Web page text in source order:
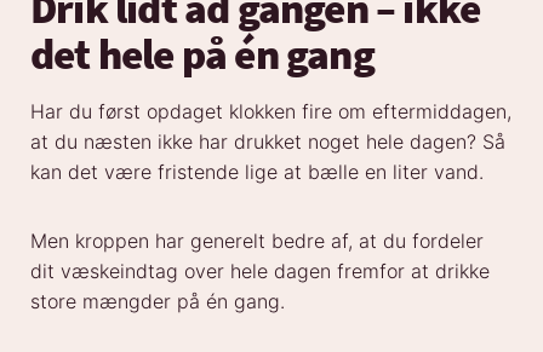
det hele på én gang
Har du først opdaget klokken fire om eftermiddagen,
at du næsten ikke har drukket noget hele dagen? Så
kan det være fristende lige at bælle en liter vand.
Men kroppen har generelt bedre af, at du fordeler
dit væskeindtag over hele dagen fremfor at drikke
store mængder på én gang.